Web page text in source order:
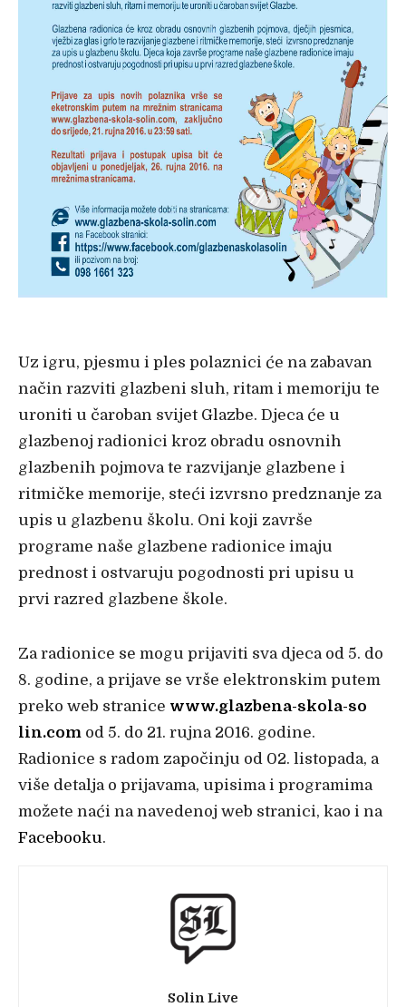
Uz igru, pjesmu i ples polaznici će na zabavan
način razviti glazbeni sluh, ritam i memoriju te
uroniti u čaroban svijet Glazbe. Djeca će u
glazbenoj radionici kroz obradu osnovnih
glazbenih pojmova te razvijanje glazbene i
ritmičke memorije, steći izvrsno predznanje za
upis u glazbenu školu. Oni koji završe
programe naše glazbene radionice imaju
prednost i ostvaruju pogodnosti pri upisu u
prvi razred glazbene škole.
Za radionice se mogu prijaviti sva djeca od 5. do
8. godine, a prijave se vrše elektronskim putem
preko web stranice www.glazbena-skola-so
lin.com od 5. do 21. rujna 2016. godine.
Radionice s radom započinju od 02. listopada, a
više detalja o prijavama, upisima i programima
možete naći na navedenoj web stranici, kao i na
Facebooku.
Solin Live